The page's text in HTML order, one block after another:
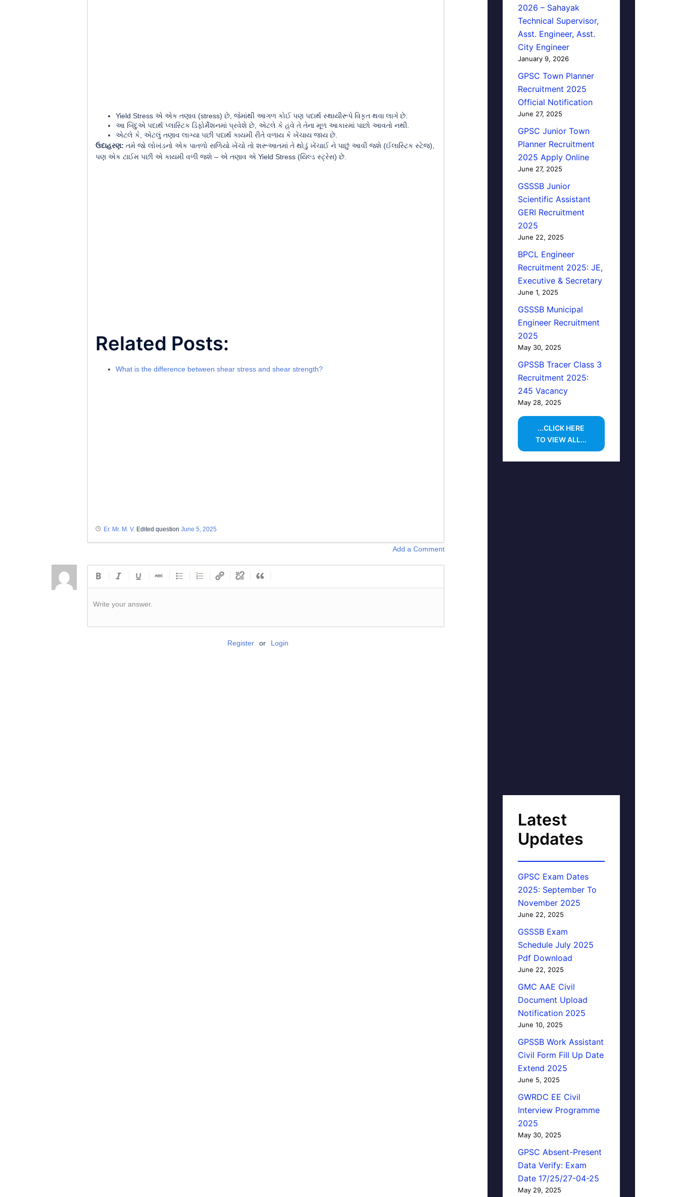
Yield Stress એ એક તણાવ (stress) છે, જેમાંથી આગળ કોઈ પણ પદાર્થ સ્થાયીરૂપે વિકૃત થવા લાગે છે.
આ બિંદુએ પદાર્થ પ્લાસ્ટિક ડિફોર્મેશનમાં પ્રવેશે છે, એટલે કે હવે તે તેના મૂળ આકારમાં પાછો આવતો નથી.
એટલે કે, એટલું તણાવ લાગ્યા પછી પદાર્થ કાયમી રીતે વળાય કે ખેંચાય જાય છે.
ઉદાહરણ: તમે જો લોખંડનો એક પાતળો સળિયો ખેંચો તો શરૂઆતમાં તે થોડું ખેંચાઈ ને પાછું આવી જશે (ઈલાસ્ટિક સ્ટેજ),
પણ એક ટાઈમ પછી એ કાયમી વળી જશે – એ તણાવ એ Yield Stress (યિલ્ડ સ્ટ્રેસ) છે.
Related Posts:
What is the difference between shear stress and shear strength?
Er. Mr. M. V. Edited question June 5, 2025
Add a Comment
Write your answer.
Register or Login
2026 – Sahayak
Technical Supervisor,
Asst. Engineer, Asst.
City Engineer
January 9, 2026
GPSC Town Planner
Recruitment 2025
Official Notification
June 27, 2025
GPSC Junior Town
Planner Recruitment
2025 Apply Online
June 27, 2025
GSSSB Junior
Scientific Assistant
GERI Recruitment
2025
June 22, 2025
BPCL Engineer
Recruitment 2025: JE,
Executive & Secretary
June 1, 2025
GSSSB Municipal
Engineer Recruitment
2025
May 30, 2025
GPSSB Tracer Class 3
Recruitment 2025:
245 Vacancy
May 28, 2025
...CLICK HERE
TO VIEW ALL...
Latest
Updates
GPSC Exam Dates
2025: September To
November 2025
June 22, 2025
GSSSB Exam
Schedule July 2025
Pdf Download
June 22, 2025
GMC AAE Civil
Document Upload
Notification 2025
June 10, 2025
GPSSB Work Assistant
Civil Form Fill Up Date
Extend 2025
June 5, 2025
GWRDC EE Civil
Interview Programme
2025
May 30, 2025
GPSC Absent-Present
Data Verify: Exam
Date 17/25/27-04-25
May 29, 2025